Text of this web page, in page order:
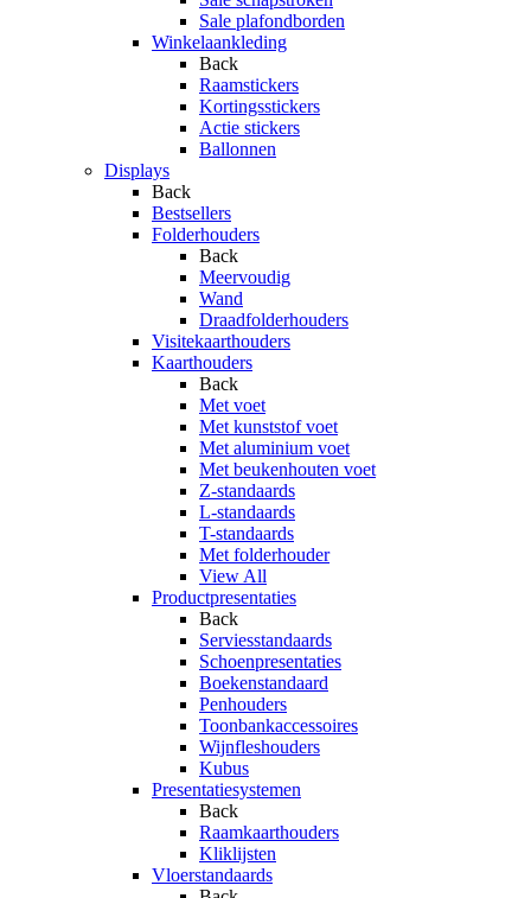
Sale plafondborden
Winkelaankleding
Back
Raamstickers
Kortingsstickers
Actie stickers
Ballonnen
Displays
Back
Bestsellers
Folderhouders
Back
Meervoudig
Wand
Draadfolderhouders
Visitekaarthouders
Kaarthouders
Back
Met voet
Met kunststof voet
Met aluminium voet
Met beukenhouten voet
Z-standaards
L-standaards
T-standaards
Met folderhouder
View All
Productpresentaties
Back
Serviesstandaards
Schoenpresentaties
Boekenstandaard
Penhouders
Toonbankaccessoires
Wijnfleshouders
Kubus
Presentatiesystemen
Back
Raamkaarthouders
Kliklijsten
Vloerstandaards